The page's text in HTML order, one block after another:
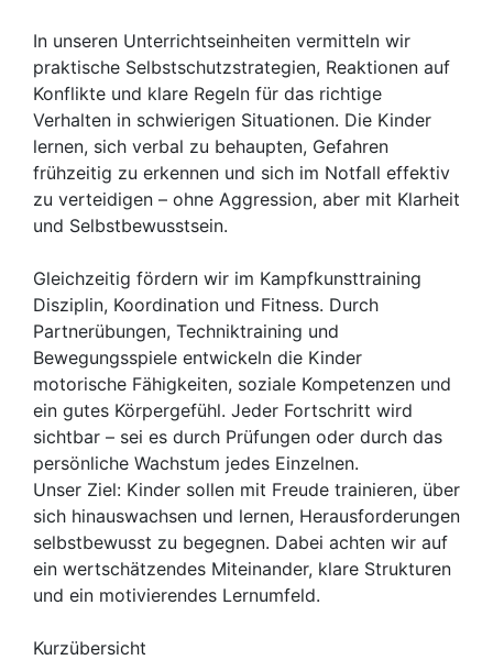
In unseren Unterrichtseinheiten vermitteln wir
praktische Selbstschutzstrategien, Reaktionen auf
Konflikte und klare Regeln für das richtige
Verhalten in schwierigen Situationen. Die Kinder
lernen, sich verbal zu behaupten, Gefahren
frühzeitig zu erkennen und sich im Notfall effektiv
zu verteidigen – ohne Aggression, aber mit Klarheit
und Selbstbewusstsein.
Gleichzeitig fördern wir im Kampfkunsttraining
Disziplin, Koordination und Fitness. Durch
Partnerübungen, Techniktraining und
Bewegungsspiele entwickeln die Kinder
motorische Fähigkeiten, soziale Kompetenzen und
ein gutes Körpergefühl. Jeder Fortschritt wird
sichtbar – sei es durch Prüfungen oder durch das
persönliche Wachstum jedes Einzelnen.
Unser Ziel: Kinder sollen mit Freude trainieren, über
sich hinauswachsen und lernen, Herausforderungen
selbstbewusst zu begegnen. Dabei achten wir auf
ein wertschätzendes Miteinander, klare Strukturen
und ein motivierendes Lernumfeld.
Kurzübersicht